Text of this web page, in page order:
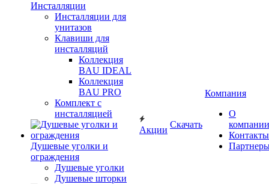
Инсталляции
Инсталляции для
унитазов
Клавиши для
инсталляций
Коллекция
BAU IDEAL
Коллекция
BAU PRO
Комплект с
инсталляцией
Душевые уголки и
ограждения
Душевые уголки
Душевые шторки
Акции
Скачать
Компания
О
компании
Контакты